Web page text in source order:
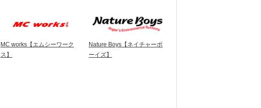
MC works【エムシーワーク
ス】
Nature Boys【ネイチャーボ
ーイズ】